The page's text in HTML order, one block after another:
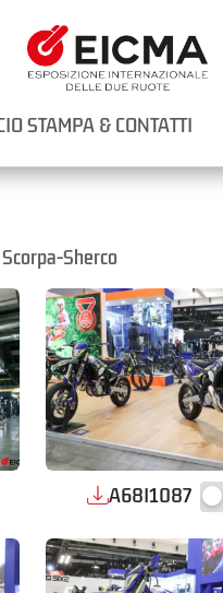
STAMPA & CONTATTI
Scorpa-Sherco
A68I1087